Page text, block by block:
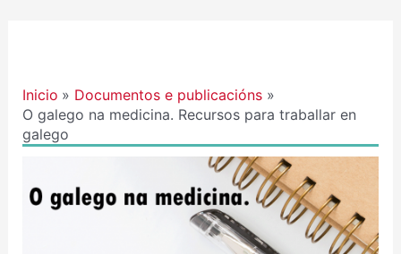
Inicio
Documentos e publicacións
O galego na medicina. Recursos para traballar en
galego